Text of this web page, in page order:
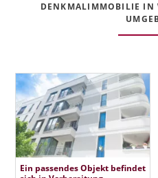
DENKMALIMMOBILIE IN
Ein passendes Objekt befindet